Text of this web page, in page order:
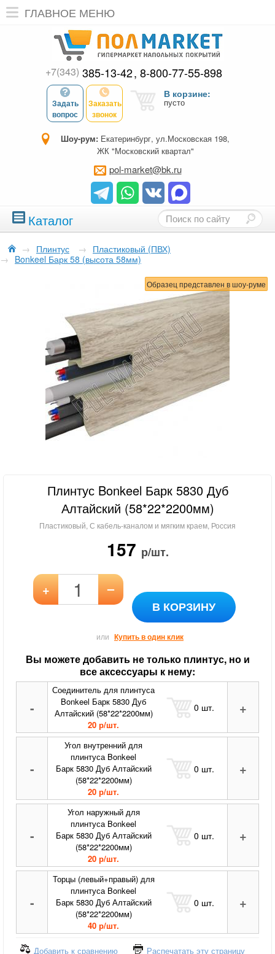
ГЛАВНОЕ МЕНЮ
+7(343) 385-13-42 8-800-77-55-898
Задать
вопрос
Заказать
звонок
В корзине:
пусто
Шоу-рум: Екатеринбург, ул.Московская 198,
ЖК "Московский квартал"
pol-market@bk.ru
Каталог
→ Плинтус → Пластиковый (ПВХ)
→ Bonkeel Барк 58 (высота 58мм)
Образец представлен в шоу-руме
Плинтус Bonkeel Барк 5830 Дуб
Алтайский (58*22*2200мм)
Пластиковый, С кабель-каналом и мягким краем, Россия
157 р/шт.
+ –
В КОРЗИНУ
или Купить в один клик
Вы можете добавить не только плинтус, но и
все аксессуары к нему:
-
Соединитель для плинтуса
Bonkeel Барк 5830 Дуб
Алтайский (58*22*2200мм)
20 р/шт.
0 шт. +
-
Угол внутренний для
плинтуса Bonkeel
Барк 5830 Дуб Алтайский
(58*22*2200мм)
20 р/шт.
0 шт. +
-
Угол наружный для
плинтуса Bonkeel
Барк 5830 Дуб Алтайский
(58*22*2200мм)
20 р/шт.
0 шт. +
-
Торцы (левый+правый) для
плинтуса Bonkeel
Барк 5830 Дуб Алтайский
(58*22*2200мм)
40 р/шт.
0 шт. +
Добавить к сравнению Распечатать эту страницу